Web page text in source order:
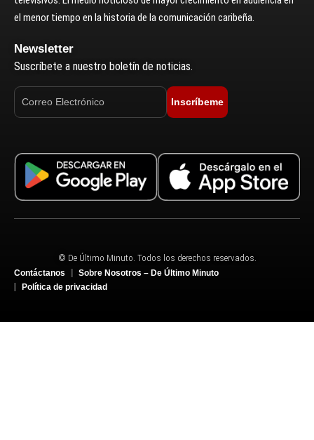
el menor tiempo en la historia de la comunicación caribeña.
Newsletter
Suscríbete a nuestro boletín de noticias.
Inscríbeme
© De Último Minuto. Todos los derechos reservados.
Contáctanos
Sobre Nosotros – De Último Minuto
Política de privacidad